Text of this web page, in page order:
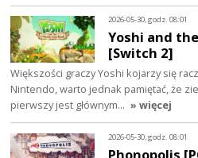
2026-05-30, godz. 08:01
Yoshi and
[Switch 2]
Większości graczy Yoshi kojarzy się
Nintendo, warto jednak pamiętać, że
pierwszy jest głównym… » więcej
2026-05-30, godz. 08:01
Phonopolis